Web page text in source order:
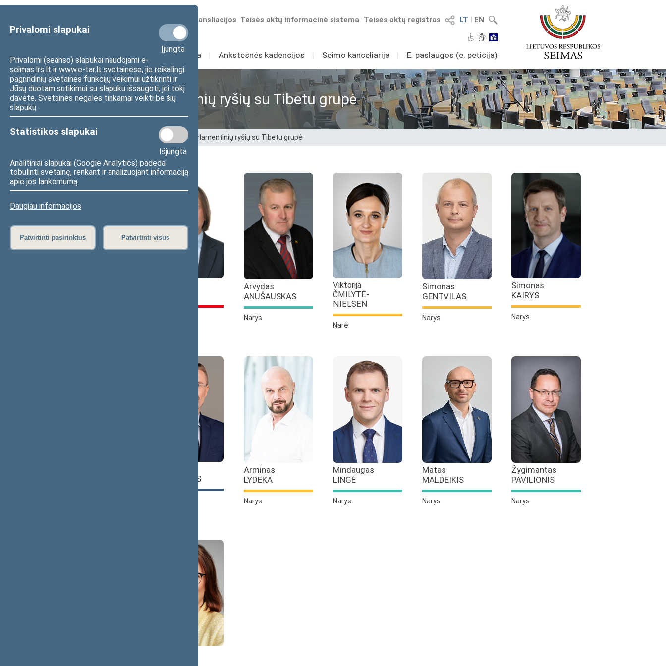
Privalomi slapukai
Įjungta
Privalomi (seanso) slapukai naudojami e-
seimas.lrs.lt ir www.e-tar.lt svetainėse, jie reikalingi
pagrindinių svetainės funkcijų veikimui užtikrinti ir
Jūsų duotam sutikimui su slapuku išsaugoti, jei tokį
davėte. Svetainės negalės tinkamai veikti be šių
slapukų.
Statistikos slapukai
Išjungta
Analitiniai slapukai (Google Analytics) padeda
tobulinti svetainę, renkant ir analizuojant informaciją
apie jos lankomumą.
Daugiau informacijos
Patvirtinti pasirinktus Patvirtinti visus
LT I EN
Teisės aktų registras
Teisės aktų informacinė sistema
Numatomos transliacijos
Sudėtis Veikla I Ankstesnės kadencijos I Seimo kanceliarija I E. paslaugos (e. peticija)
Laikinoji parlamentinių ryšių su Tibetu grupė
Pradžia>Laikinosios grupės > Laikinoji parlamentinių ryšių su Tibetu grupė
Arvydas
ANUŠAUSKAS
Narys
Viktorija
ČMILYTĖ-
NIELSEN
Narė
Simonas
GENTVILAS
Narys
Simonas
KAIRYS
Narys
KUKURAITIS
Arminas
LYDEKA
Narys
Mindaugas
LINGĖ
Narys
Matas
MALDEIKIS
Narys
Žygimantas
PAVILIONIS
Narys